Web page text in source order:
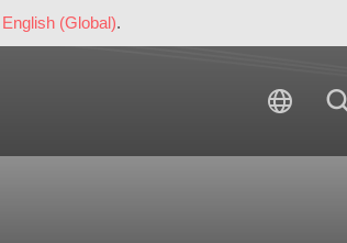
English (Global).